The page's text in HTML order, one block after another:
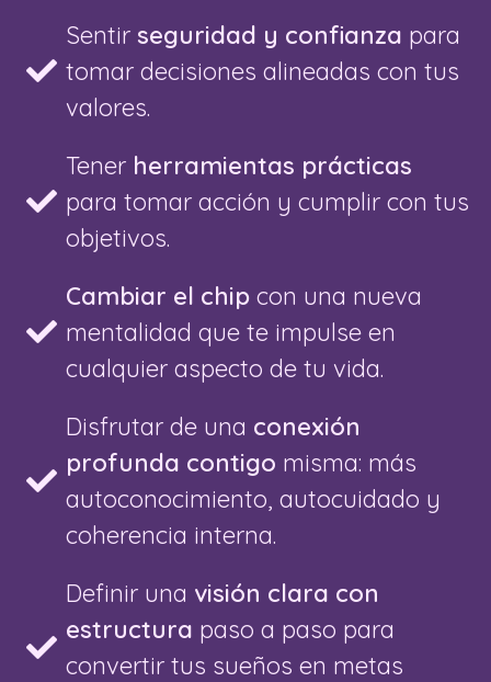
Sentir seguridad y confianza para
tomar decisiones alineadas con tus
valores.
Tener herramientas prácticas
para tomar acción y cumplir con tus
objetivos.
Cambiar el chip con una nueva
mentalidad que te impulse en
cualquier aspecto de tu vida.
Disfrutar de una conexión
profunda contigo misma: más
autoconocimiento, autocuidado y
coherencia interna.
Definir una visión clara con
estructura paso a paso para
convertir tus sueños en metas